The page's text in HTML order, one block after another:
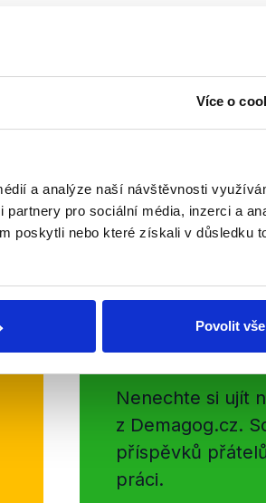
Více o
a analýze naší návštěvnosti
pro sociální média, inzerci a
poskytli nebo které získali v důsledku
Povolit vše
kandidátů na primátora
množství výroků, čemuž 19
primátor Vokřál. Diskuze se
Sociální
Nenechte si ujít
z Demagog.cz.
příspěvků
práci.